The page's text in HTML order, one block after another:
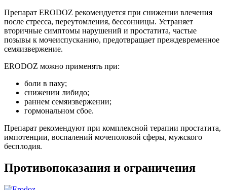
Препарат ERODOZ рекомендуется при снижении влечения
после стресса, переутомления, бессонницы. Устраняет
вторичные симптомы нарушений и простатита, частые
позывы к мочеиспусканию, предотвращает преждевременное
семяизвержение.
ERODOZ можно применять при:
боли в паху;
снижении либидо;
раннем семяизвержении;
гормональном сбое.
Препарат рекомендуют при комплексной терапии простатита,
импотенции, воспалений мочеполовой сферы, мужского
бесплодия.
Противопоказания и ограничения